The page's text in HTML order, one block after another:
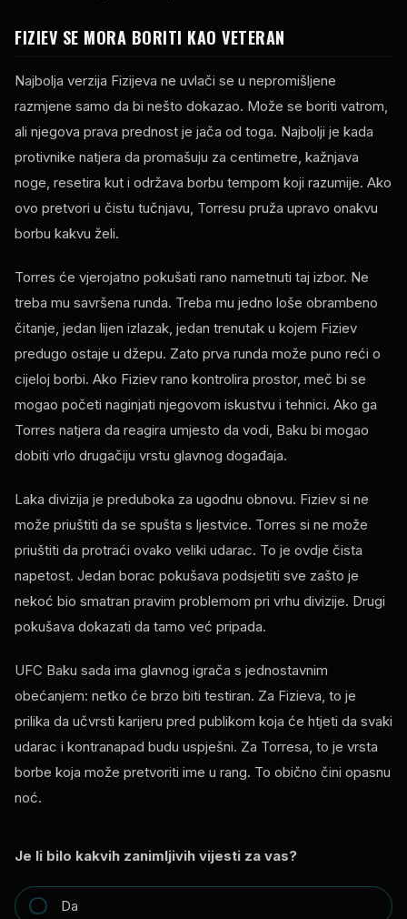
FIZIEV SE MORA BORITI KAO VETERAN
Najbolja verzija Fizijeva ne uvlači se u nepromišljene
razmjene samo da bi nešto dokazao. Može se boriti vatrom,
ali njegova prava prednost je jača od toga. Najbolji je kada
protivnike natjera da promašuju za centimetre, kažnjava
noge, resetira kut i održava borbu tempom koji razumije. Ako
ovo pretvori u čistu tučnjavu, Torresu pruža upravo onakvu
borbu kakvu želi.
Torres će vjerojatno pokušati rano nametnuti taj izbor. Ne
treba mu savršena runda. Treba mu jedno loše obrambeno
čitanje, jedan lijen izlazak, jedan trenutak u kojem Fiziev
predugo ostaje u džepu. Zato prva runda može puno reći o
cijeloj borbi. Ako Fiziev rano kontrolira prostor, meč bi se
mogao početi naginjati njegovom iskustvu i tehnici. Ako ga
Torres natjera da reagira umjesto da vodi, Baku bi mogao
dobiti vrlo drugačiju vrstu glavnog događaja.
Laka divizija je preduboka za ugodnu obnovu. Fiziev si ne
može priuštiti da se spušta s ljestvice. Torres si ne može
priuštiti da protraći ovako veliki udarac. To je ovdje čista
napetost. Jedan borac pokušava podsjetiti sve zašto je
nekoć bio smatran pravim problemom pri vrhu divizije. Drugi
pokušava dokazati da tamo već pripada.
UFC Baku sada ima glavnog igrača s jednostavnim
obećanjem: netko će brzo biti testiran. Za Fizieva, to je
prilika da učvrsti karijeru pred publikom koja će htjeti da svaki
udarac i kontranapad budu uspješni. Za Torresa, to je vrsta
borbe koja može pretvoriti ime u rang. To obično čini opasnu
noć.
Je li bilo kakvih zanimljivih vijesti za vas?
Da